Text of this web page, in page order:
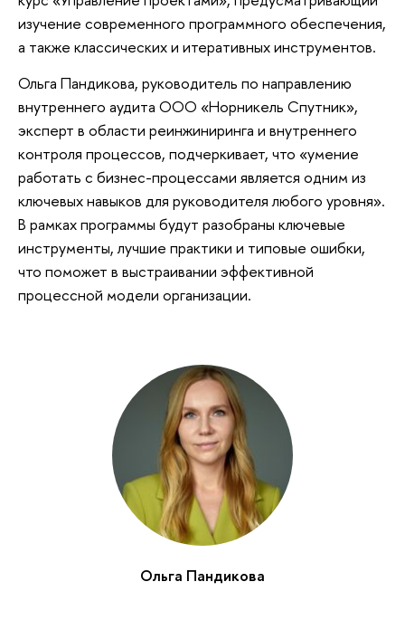
изучение современного программного обеспечения,
а также классических и итеративных инструментов.
Ольга Пандикова, руководитель по направлению
внутреннего аудита ООО «Норникель Спутник»,
эксперт в области реинжиниринга и внутреннего
контроля процессов, подчеркивает, что «умение
работать с бизнес-процессами является одним из
ключевых навыков для руководителя любого уровня».
В рамках программы будут разобраны ключевые
инструменты, лучшие практики и типовые ошибки,
что поможет в выстраивании эффективной
процессной модели организации.
Ольга Пандикова